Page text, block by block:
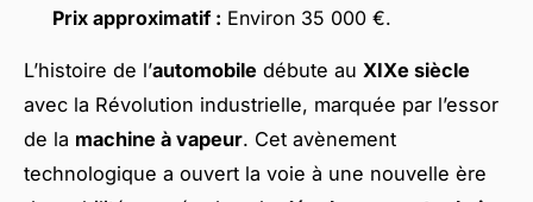
Prix approximatif : Environ 35 000 €.
L’histoire de l’automobile débute au XIXe siècle
avec la Révolution industrielle, marquée par l’essor
de la machine à vapeur. Cet avènement
technologique a ouvert la voie à une nouvelle ère